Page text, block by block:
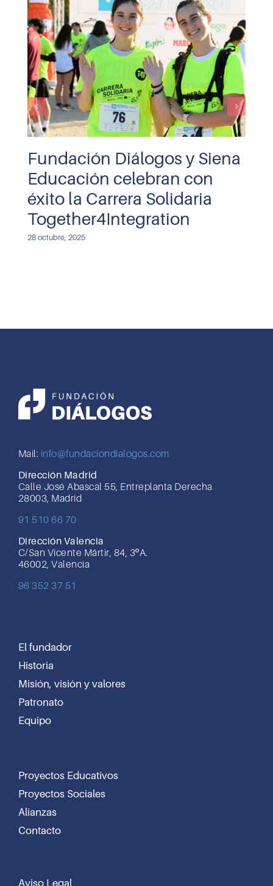
Fundación Diálogos y Siena
Educación celebran con
éxito la Carrera Solidaria
Together4Integration
28 octubre, 2025
Mail: info@fundaciondialogos.com
Dirección Madrid
Calle José Abascal 55, Entreplanta Derecha
28003, Madrid
91 510 66 70
Dirección Valencia
C/San Vicente Mártir, 84, 3ºA.
46002, Valencia
96 352 37 51
El fundador
Historia
Misión, visión y valores
Patronato
Equipo
Proyectos Educativos
Proyectos Sociales
Alianzas
Contacto
Aviso Legal